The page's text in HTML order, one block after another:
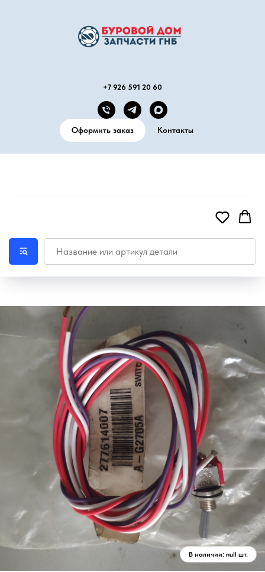
+7 926 591 20 60
Оформить заказ Контакты